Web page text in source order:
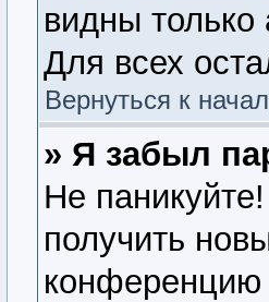
видны
Для всех
Вернуться к
» Я забыл
Не
получить